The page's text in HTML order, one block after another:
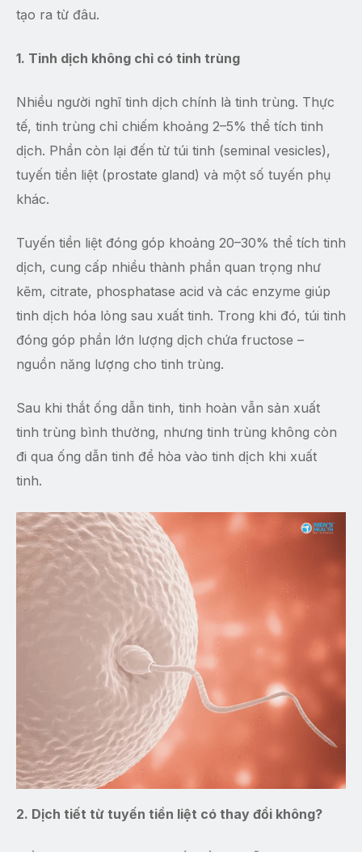
tạo ra từ đâu.
1. Tinh dịch không chỉ có tinh trùng
Nhiều người nghĩ tinh dịch chính là tinh trùng. Thực
tế, tinh trùng chỉ chiếm khoảng 2–5% thể tích tinh
dịch. Phần còn lại đến từ túi tinh (seminal vesicles),
tuyến tiền liệt (prostate gland) và một số tuyến phụ
khác.
Tuyến tiền liệt đóng góp khoảng 20–30% thể tích tinh
dịch, cung cấp nhiều thành phần quan trọng như
kẽm, citrate, phosphatase acid và các enzyme giúp
tinh dịch hóa lỏng sau xuất tinh. Trong khi đó, túi tinh
đóng góp phần lớn lượng dịch chứa fructose –
nguồn năng lượng cho tinh trùng.
Sau khi thắt ống dẫn tinh, tinh hoàn vẫn sản xuất
tinh trùng bình thường, nhưng tinh trùng không còn
đi qua ống dẫn tinh để hòa vào tinh dịch khi xuất
tinh.
2. Dịch tiết từ tuyến tiền liệt có thay đổi không?